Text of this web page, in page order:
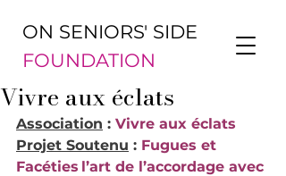
ON SENIORS' SIDE
FOUNDATION
Vivre aux éclats
Association : Vivre aux éclats
Projet Soutenu : Fugues et
Facéties l’art de l’accordage avec